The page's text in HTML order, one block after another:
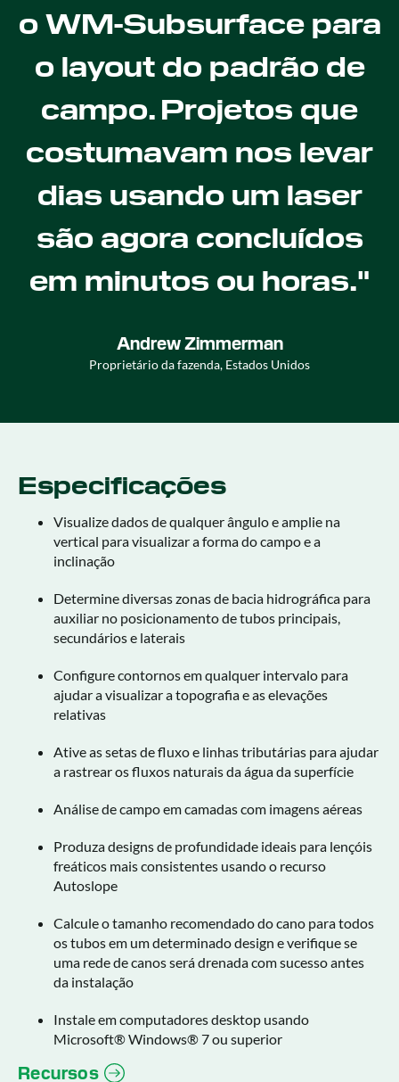
o WM-Subsurface para
o layout do padrão de
campo. Projetos que
costumavam nos levar
dias usando um laser
são agora concluídos
em minutos ou horas."
Andrew Zimmerman
Proprietário da fazenda, Estados Unidos
Especificações
Visualize dados de qualquer ângulo e amplie na
vertical para visualizar a forma do campo e a
inclinação
Determine diversas zonas de bacia hidrográfica para
auxiliar no posicionamento de tubos principais,
secundários e laterais
Configure contornos em qualquer intervalo para
ajudar a visualizar a topografia e as elevações
relativas
Ative as setas de fluxo e linhas tributárias para ajudar
a rastrear os fluxos naturais da água da superfície
Análise de campo em camadas com imagens aéreas
Produza designs de profundidade ideais para lençóis
freáticos mais consistentes usando o recurso
Autoslope
Calcule o tamanho recomendado do cano para todos
os tubos em um determinado design e verifique se
uma rede de canos será drenada com sucesso antes
da instalação
Instale em computadores desktop usando
Microsoft® Windows® 7 ou superior
Recursos